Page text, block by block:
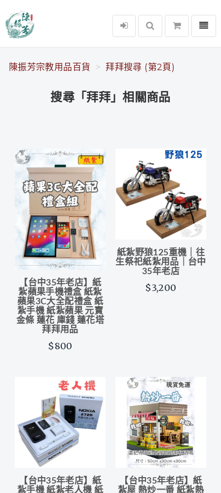
陳振芳宗教用品百貨
選單
陳振芳宗教用品百貨 拜拜搜尋 (第2頁)
搜尋「拜拜」相關商品
【台中35年老店】紙
紮蘋果手機禮盒 紙紮
蘋果3C大全配禮盒 紙
紮手機 紙紮蘋果 元寶
金條 蓮花 庫錢 蓮花塔
拜拜用品
$800
紙紮野狼125重機｜往
生祭祀紙紮用品｜台中
35年老店
$3,200
【台中35年老店】紙
紮手機 紙紮老人機 紙
【台中35年老店】紙
紮屋 熱炒一番 紙紮熱